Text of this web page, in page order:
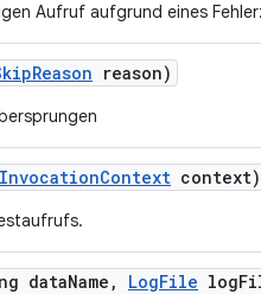
Aufruf aufgrund eines
Reason reason)
Context context)
dataName , LogFile log